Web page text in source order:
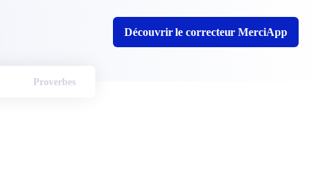
Découvrir le correcteur MerciApp
Proverbes